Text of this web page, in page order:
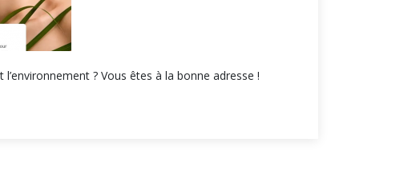
? Vous êtes à la bonne adresse !